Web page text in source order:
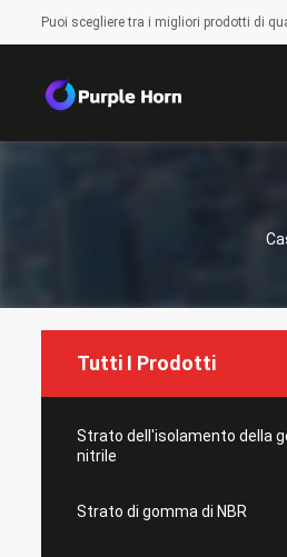
Puoi scegliere tra i migliori prodotti di
Tutti I Prodotti
Strato dell'isolamento della
nitrile
Strato di gomma di NBR